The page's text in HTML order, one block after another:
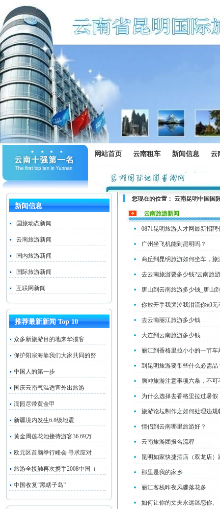
网站首页 云南租车 新闻信息 云
新闻信息
国旅动态新闻
云南旅游新闻
国内旅游新闻
国际旅游新闻
互联网新闻
推荐最新新闻 Top 10
众多新旅游目的地来华揽客
保护阳宗海靠我们大家共同的努
中国人的第一步
国庆云南气温适宜外出旅游
满园尽带黄金甲
新疆境内发生6.8级地震
黄金周莲花池接待游客36.69万
欧元区首脑举行峰会 寻求应对
旅游全接触再次携手2008中国（
中国收复“黑瞎子岛”
您现在的位置： 云南昆明中国国
云南旅游新闻
0871昆明旅游人才网最新招
广州坐飞机能到昆明吗？
商丘到昆明旅游如何坐车，旅
去云南旅游要多少钱?云南旅
唐山到云南旅游多少钱_唐山
你放开手我哭泣我泪流你却无
去云南丽江旅游多少钱
大连到云南旅游多少钱
丽江到香格里拉小小的一节车
到昆明旅游要带些什么必需品
腾冲旅游注意事项六条，不可
为什么选择去香格里拉过暑假
旅游论坛制作之如何处理违
情侣到云南哪里旅游好？
云南旅游团报名流程
昆明如家快捷酒店（双龙店
那里是我的家乡
丽江客栈昨夜风骤落花多
如何让你的丈夫永远迷恋你。